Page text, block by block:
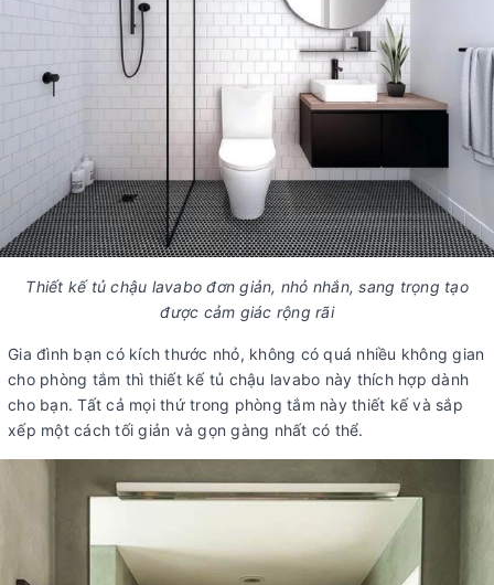
Thiết kế tủ chậu lavabo đơn giản, nhỏ nhắn, sang trọng tạo
được cảm giác rộng rãi
Gia đình bạn có kích thước nhỏ, không có quá nhiều không gian
cho phòng tắm thì thiết kế tủ chậu lavabo này thích hợp dành
cho bạn. Tất cả mọi thứ trong phòng tắm này thiết kế và sắp
xếp một cách tối giản và gọn gàng nhất có thể.